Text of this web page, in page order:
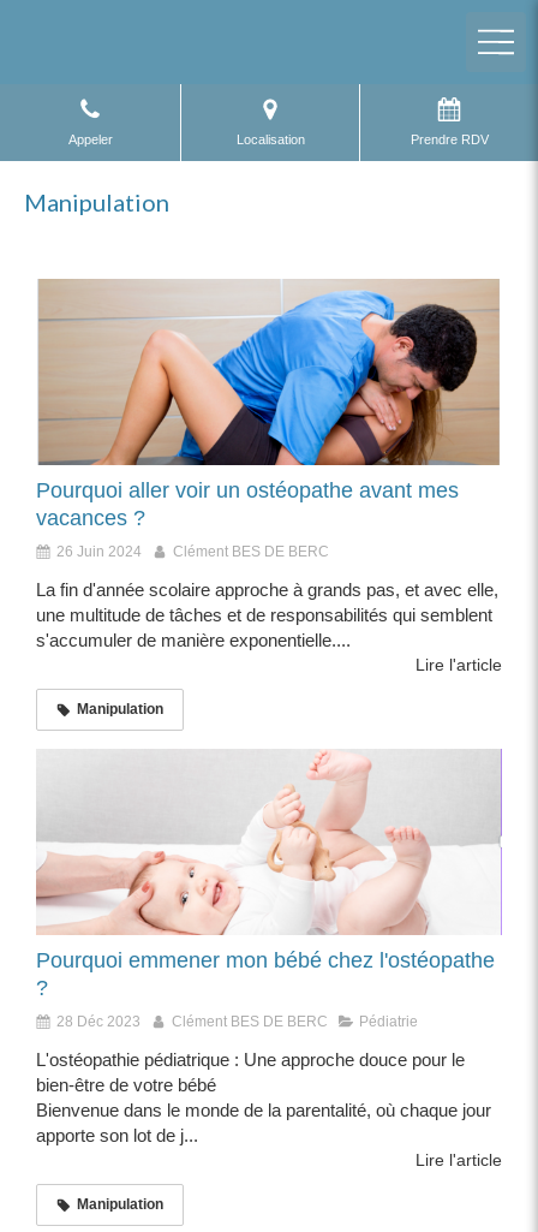
Appeler Localisation Prendre RDV
Manipulation
Pourquoi aller voir un ostéopathe avant mes
vacances ?
26 Juin 2024 Clément BES DE BERC
La fin d'année scolaire approche à grands pas, et avec elle,
une multitude de tâches et de responsabilités qui semblent
s'accumuler de manière exponentielle....
Lire l'article
Manipulation
Pourquoi emmener mon bébé chez l'ostéopathe
?
28 Déc 2023 Clément BES DE BERC Pédiatrie
L'ostéopathie pédiatrique : Une approche douce pour le
bien-être de votre bébé
Bienvenue dans le monde de la parentalité, où chaque jour
apporte son lot de j...
Lire l'article
Manipulation